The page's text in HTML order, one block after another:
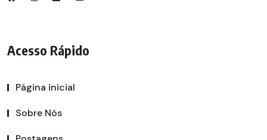
Acesso Rápido
Página inicial
Sobre Nós